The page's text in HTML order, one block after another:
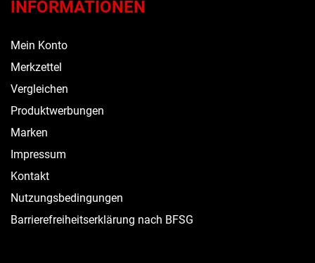
INFORMATIONEN
Mein Konto
Merkzettel
Vergleichen
Produktwerbungen
Marken
Impressum
Kontakt
Nutzungsbedingungen
Barrierefreiheitserklärung nach BFSG